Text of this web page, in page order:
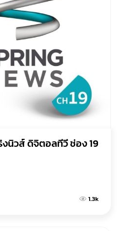
นิวส์ ดิจิตอลทีวี ช่อง 19
1.3k